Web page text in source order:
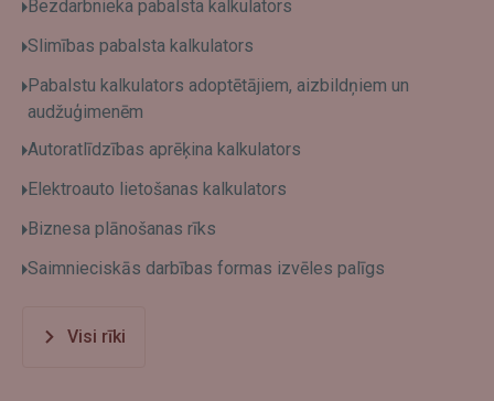
Bezdarbnieka pabalsta kalkulators
Slimības pabalsta kalkulators
Pabalstu kalkulators adoptētājiem, aizbildņiem un
audžuģimenēm
Autoratlīdzības aprēķina kalkulators
Elektroauto lietošanas kalkulators
Biznesa plānošanas rīks
Saimnieciskās darbības formas izvēles palīgs
Visi rīki